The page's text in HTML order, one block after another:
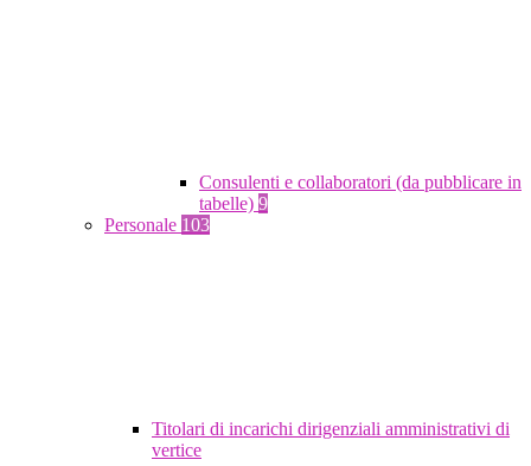
Consulenti e collaboratori (da pubblicare in
tabelle) 9
Personale 103
Titolari di incarichi dirigenziali amministrativi di
vertice